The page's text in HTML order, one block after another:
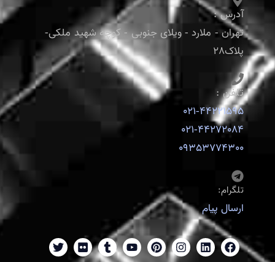
آدرس :
تهران - ملارد - ویلای جنوبی - کوچه شهید ملکی-
پلاک28
تلفن :
021-44221595
021-44272084
09353774300
تلگرام:
ارسال پیام